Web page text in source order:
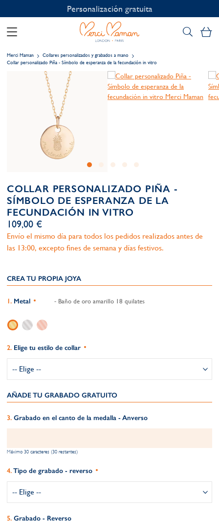
Personalización gratuita
Merci Maman
Collares personalizados y grabados a mano
Collar personalizado Piña - Símbolo de esperanza de la fecundación in vitro
COLLAR PERSONALIZADO PIÑA -
SÍMBOLO DE ESPERANZA DE LA
FECUNDACIÓN IN VITRO
109,00 €
Envío el mismo día para todos los pedidos realizados antes de
las 13:00, excepto fines de semana y días festivos.
CREA TU PROPIA JOYA
Metal - Baño de oro amarillo 18 quilates
Elige tu estilo de collar
AÑADE TU GRABADO GRATUITO​
Grabado en el canto de la medalla - Anverso
Máximo 30 caracteres (30 restantes)
Tipo de grabado - reverso
Grabado - Reverso